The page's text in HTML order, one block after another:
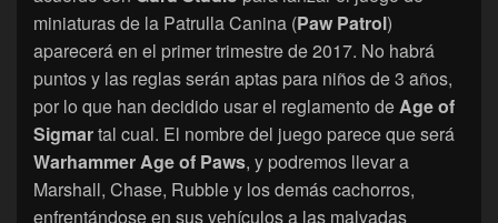
miniaturas de la Patrulla Canina (Paw Patrol)
aparecerá en el primer trimestre de 2017. No habrá
puntos y las reglas serán aptas para niños de 3 años,
por lo que han decidido usar el reglamento deAge of
Sigmartal cual. El nombre del juego parece que será
Warhammer Age of Paws, y podremos llevar a
Marshall, Chase, Rubble y los demás cachorros,
enfrentándose en sus vehículos a las malvadas